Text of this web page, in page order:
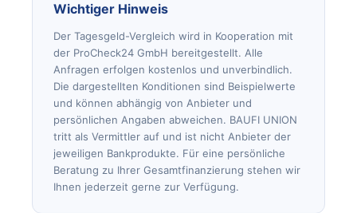
Wichtiger Hinweis
Der Tagesgeld-Vergleich wird in Kooperation mit
der ProCheck24 GmbH bereitgestellt. Alle
Anfragen erfolgen kostenlos und unverbindlich.
Die dargestellten Konditionen sind Beispielwerte
und können abhängig von Anbieter und
persönlichen Angaben abweichen. BAUFI UNION
tritt als Vermittler auf und ist nicht Anbieter der
jeweiligen Bankprodukte. Für eine persönliche
Beratung zu Ihrer Gesamtfinanzierung stehen wir
Ihnen jederzeit gerne zur Verfügung.